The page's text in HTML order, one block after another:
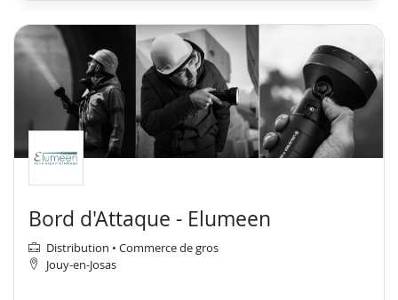
Bord d'Attaque - Elumeen
Distribution • Commerce de gros
Jouy-en-Josas